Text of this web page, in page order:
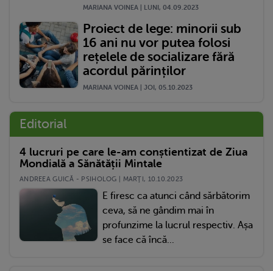
MARIANA VOINEA | LUNI, 04.09.2023
Proiect de lege: minorii sub
16 ani nu vor putea folosi
rețelele de socializare fără
acordul părinților
MARIANA VOINEA | JOI, 05.10.2023
Editorial
4 lucruri pe care le-am conștientizat de Ziua
Mondială a Sănătății Mintale
ANDREEA GUICĂ - PSIHOLOG | MARŢI, 10.10.2023
E firesc ca atunci când sărbătorim
ceva, să ne gândim mai în
profunzime la lucrul respectiv. Așa
se face că încă...